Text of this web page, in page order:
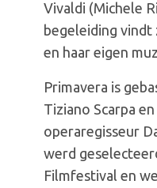
Vivaldi (Michele
begeleiding vindt
en haar eigen
Primavera is
Tiziano Scarpa
operaregisseur
werd
Filmfestival en